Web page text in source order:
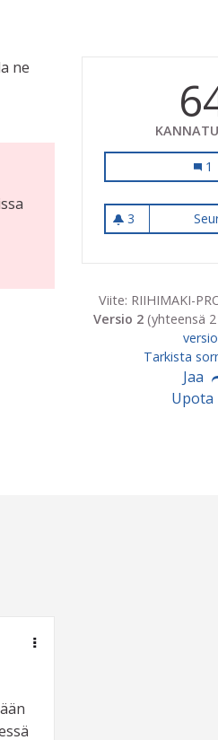
ne
1
3
3 seuraajaa
Viite: RIIHIMAKI-
Versio 2(yhteensä 2
Tarkista
Jaa
Upota